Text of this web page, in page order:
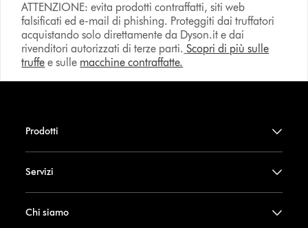
ATTENZIONE: evita prodotti contraffatti, siti web
falsificati ed e-mail di phishing. Proteggiti dai truffatori
acquistando solo direttamente da Dyson.it e dai
rivenditori autorizzati di terze parti. Scopri di più sulle
truffe e sulle macchine contraffatte.
Prodotti
Servizi
Chi siamo